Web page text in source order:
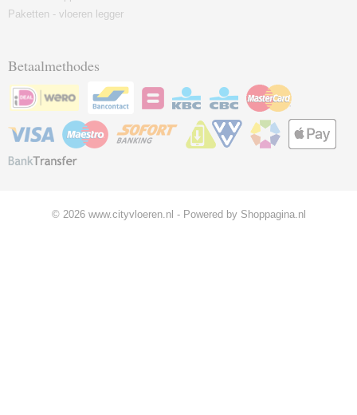
Paketten - vloeren legger
Betaalmethodes
© 2026 www.cityvloeren.nl - Powered by Shoppagina.nl